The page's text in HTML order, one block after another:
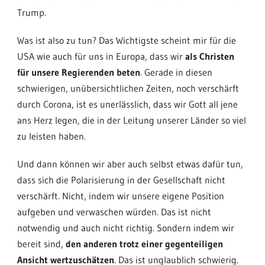
Trump.
Was ist also zu tun? Das Wichtigste scheint mir für die
USA wie auch für uns in Europa, dass wir als Christen
für unsere Regierenden beten. Gerade in diesen
schwierigen, unübersichtlichen Zeiten, noch verschärft
durch Corona, ist es unerlässlich, dass wir Gott all jene
ans Herz legen, die in der Leitung unserer Länder so viel
zu leisten haben.
Und dann können wir aber auch selbst etwas dafür tun,
dass sich die Polarisierung in der Gesellschaft nicht
verschärft. Nicht, indem wir unsere eigene Position
aufgeben und verwaschen würden. Das ist nicht
notwendig und auch nicht richtig. Sondern indem wir
bereit sind, den anderen trotz einer gegenteiligen
Ansicht wertzuschätzen. Das ist unglaublich schwierig.